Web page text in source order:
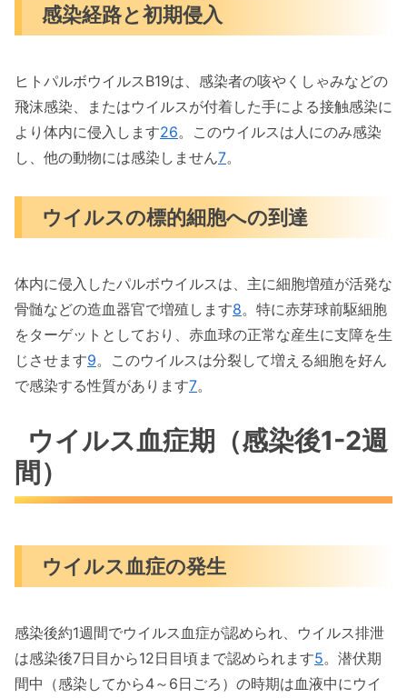
感染経路と初期侵入
ヒトパルボウイルスB19は、感染者の咳やくしゃみなどの
飛沫感染、またはウイルスが付着した手による接触感染に
より体内に侵入します26。このウイルスは人にのみ感染
し、他の動物には感染しません7。
ウイルスの標的細胞への到達
体内に侵入したパルボウイルスは、主に細胞増殖が活発な
骨髄などの造血器官で増殖します8。特に赤芽球前駆細胞
をターゲットとしており、赤血球の正常な産生に支障を生
じさせます9。このウイルスは分裂して増える細胞を好ん
で感染する性質があります7。
ウイルス血症期（感染後1-2週
間）
ウイルス血症の発生
感染後約1週間でウイルス血症が認められ、ウイルス排泄
は感染後7日目から12日目頃まで認められます5。潜伏期
間中（感染してから4～6日ごろ）の時期は血液中にウイ